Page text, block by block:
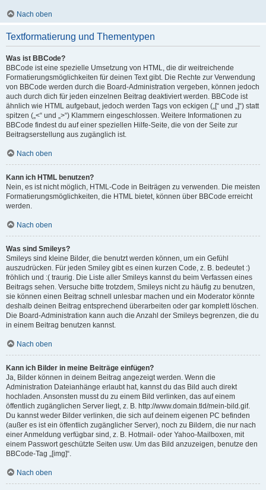
Nach oben
Textformatierung und Thementypen
Was ist BBCode?
BBCode ist eine spezielle Umsetzung von HTML, die dir weitreichende
Formatierungsmöglichkeiten für deinen Text gibt. Die Rechte zur Verwendung
von BBCode werden durch die Board-Administration vergeben, können jedoch
auch durch dich für jeden einzelnen Beitrag deaktiviert werden. BBCode ist
ähnlich wie HTML aufgebaut, jedoch werden Tags von eckigen („[“ und „]“) statt
spitzen („<“ und „>“) Klammern eingeschlossen. Weitere Informationen zu
BBCode findest du auf einer speziellen Hilfe-Seite, die von der Seite zur
Beitragserstellung aus zugänglich ist.
Nach oben
Kann ich HTML benutzen?
Nein, es ist nicht möglich, HTML-Code in Beiträgen zu verwenden. Die meisten
Formatierungsmöglichkeiten, die HTML bietet, können über BBCode erreicht
werden.
Nach oben
Was sind Smileys?
Smileys sind kleine Bilder, die benutzt werden können, um ein Gefühl
auszudrücken. Für jeden Smiley gibt es einen kurzen Code, z. B. bedeutet :)
fröhlich und :( traurig. Die Liste aller Smileys kannst du beim Verfassen eines
Beitrags sehen. Versuche bitte trotzdem, Smileys nicht zu häufig zu benutzen,
sie können einen Beitrag schnell unlesbar machen und ein Moderator könnte
deshalb deinen Beitrag entsprechend überarbeiten oder gar komplett löschen.
Die Board-Administration kann auch die Anzahl der Smileys begrenzen, die du
in einem Beitrag benutzen kannst.
Nach oben
Kann ich Bilder in meine Beiträge einfügen?
Ja, Bilder können in deinem Beitrag angezeigt werden. Wenn die
Administration Dateianhänge erlaubt hat, kannst du das Bild auch direkt
hochladen. Ansonsten musst du zu einem Bild verlinken, das auf einem
öffentlich zugänglichen Server liegt, z. B. http://www.domain.tld/mein-bild.gif.
Du kannst weder Bilder verlinken, die sich auf deinem eigenen PC befinden
(außer es ist ein öffentlich zugänglicher Server), noch zu Bildern, die nur nach
einer Anmeldung verfügbar sind, z. B. Hotmail- oder Yahoo-Mailboxen, mit
einem Passwort geschützte Seiten usw. Um das Bild anzuzeigen, benutze den
BBCode-Tag „[img]“.
Nach oben